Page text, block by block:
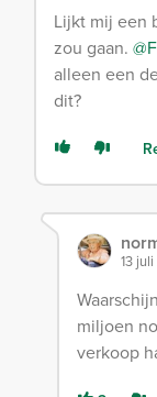
Lijkt mij een
zou gaan.
alleen een
dit?
13
miljoen
verkoop